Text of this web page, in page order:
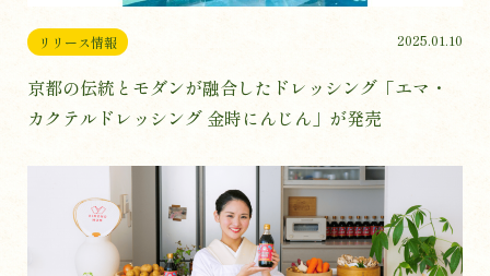
リリース情報 2025.01.10
京都の伝統とモダンが融合したドレッシング「エマ・
カクテルドレッシング 金時にんじん」が発売